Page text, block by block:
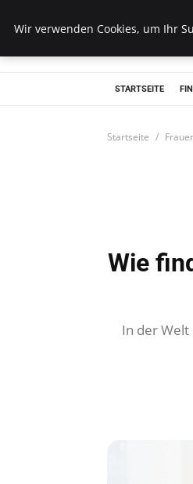
Wk
STARTSEITE
Startseite
Wie
In der
Wir verwenden Cookies, um Ihr